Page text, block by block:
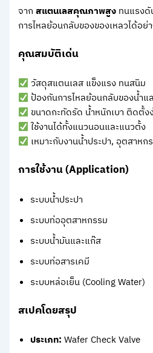
จากสแตนเลสคุณภาพสูง ทนแรง
การไหลย้อนกลับของของเหลวได้อย่
คุณสมบัติเด่น
วัสดุสแตนเลส แข็งแรง ทนสนิม
ป้องกันการไหลย้อนกลับของน้ำแ
ขนาดกะทัดรัด น้ำหนักเบา ติดตั้ง
ใช้งานได้ทั้งแนวนอนและแนวตั้ง
เหมาะกับงานน้ำประปา, อุตสาห
การใช้งาน (Application)
ระบบน้ำประปา
ระบบท่ออุตสาหกรรม
ระบบน้ำมันและแก๊ส
ระบบท่อสารเคมี
ระบบหล่อเย็น (Cooling Water)
สเปคโดยสรุป
ประเภท: Wafer Check Valve